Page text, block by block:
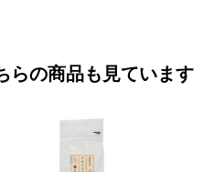
らの商品も見ています